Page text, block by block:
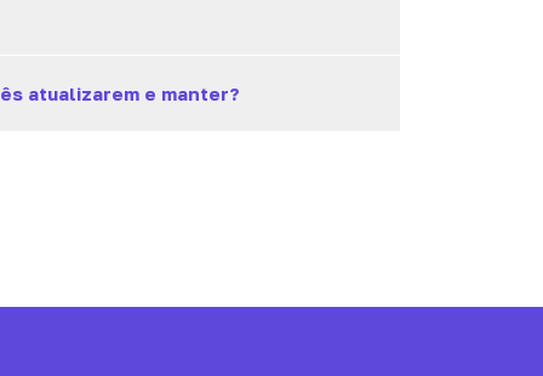
atualizarem e manter?